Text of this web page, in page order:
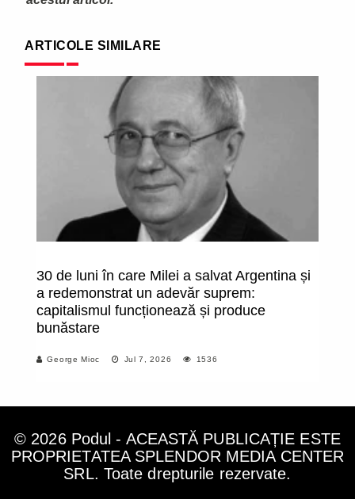
ARTICOLE SIMILARE
30 de luni în care Milei a salvat Argentina și
a redemonstrat un adevăr suprem:
capitalismul funcționează și produce
bunăstare
George Mioc Jul 7, 2026 1536
© 2026 Podul - ACEASTĂ PUBLICAȚIE ESTE
PROPRIETATEA SPLENDOR MEDIA CENTER
SRL. Toate drepturile rezervate.